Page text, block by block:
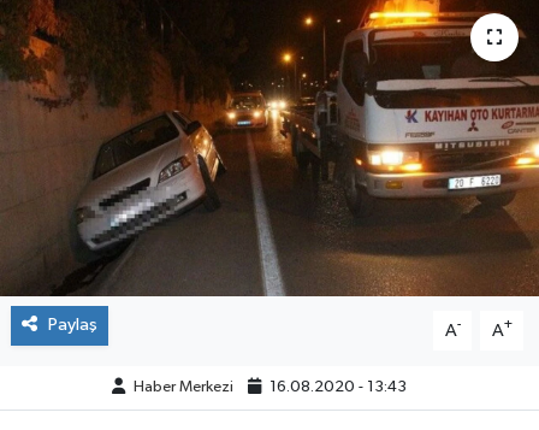
Paylaş A- A+
Haber Merkezi 16.08.2020 - 13:43
EKONOMİ
EĞİTİM
ÇEVRE
DÜNYA
HABERDE İNSAN
BİLİM VE TEKNOLOJİ
KAMPANYALAR
Son Dakika Haberleri
Haber Arşivi